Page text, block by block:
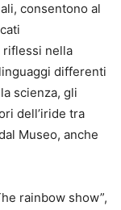
consentono al
riflessi nella
differenti
scienza, gli
dell’iride tra
Museo, anche
rainbow show”,